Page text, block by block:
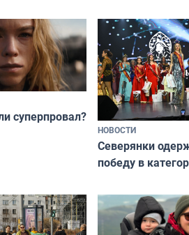
суперпровал?
НОВОСТИ
Северянки
победу в
«Мисс и Миссис
Русь»